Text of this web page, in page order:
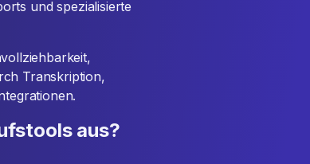
und spezialisierte
Transkription,
aus?